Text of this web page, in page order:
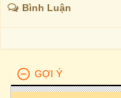
Bình Luận
GỢI Ý